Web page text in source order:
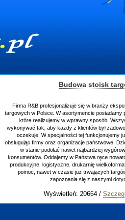
Budowa stoisk targowych
profesjonalizuje się w branży ekspozycyjnej oraz
W asortymencie posiadamy przyrządzenie
w wprawny sposób. Wszystkie zlecenia
aby każdy z klientów był zadowolony, oraz
W specjalności tej funkcjonujemy już od 15 lat z
oraz organizacje państwowe. Dzięki ogromnej
podołać nawet najbardziej wygórowanym
Oddajemy w Państwa ręce nowatorskich
logistyczne, drukarnię wielkoformatową oraz
w czasie już trwających targów. Zapraszamy
zapoznania się z naszymi dotychczasowym
Wyświetleń: 20664 /Szczegóły wpisu